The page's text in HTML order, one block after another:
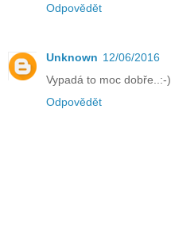
Odpovědět
Unknown 12/06/2016
Vypadá to moc dobře..:-)
Odpovědět